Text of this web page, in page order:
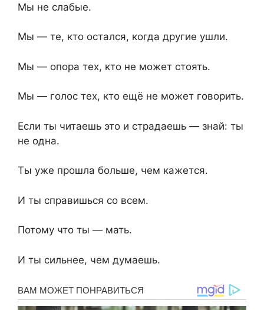
Мы не слабые.
Мы — те, кто остался, когда другие ушли.
Мы — опора тех, кто не может стоять.
Мы — голос тех, кто ещё не может говорить.
Если ты читаешь это и страдаешь — знай: ты
не одна.
Ты уже прошла больше, чем кажется.
И ты справишься со всем.
Потому что ты — мать.
И ты сильнее, чем думаешь.